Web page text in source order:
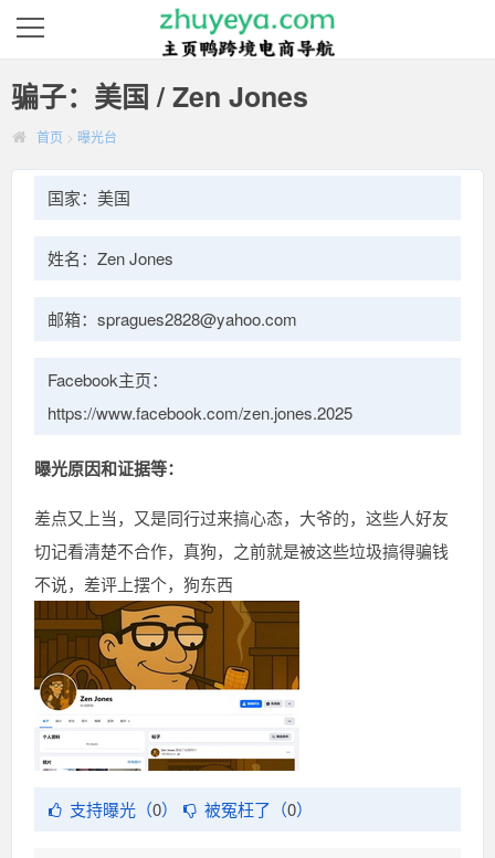
骗子：美国 / Zen Jones
首页 > 曝光台
国家：美国
姓名：Zen Jones
邮箱：spragues2828@yahoo.com
Facebook主页：
https://www.facebook.com/zen.jones.2025
曝光原因和证据等：
差点又上当，又是同行过来搞心态，大爷的，这些人好友
切记看清楚不合作，真狗，之前就是被这些垃圾搞得骗钱
不说，差评上摆个，狗东西
支持曝光（0） 被冤枉了（0）